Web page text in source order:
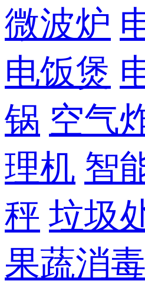
微波炉
电饭煲
锅 空气
理机 智
秤 垃圾
果蔬消